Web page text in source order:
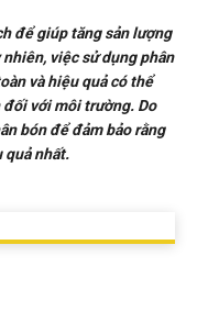
để giúp tăng sản lượng
việc sử dụng phân
và hiệu quả có thể
đối với môi trường. Do
bón để đảm bảo rằng
quả nhất.